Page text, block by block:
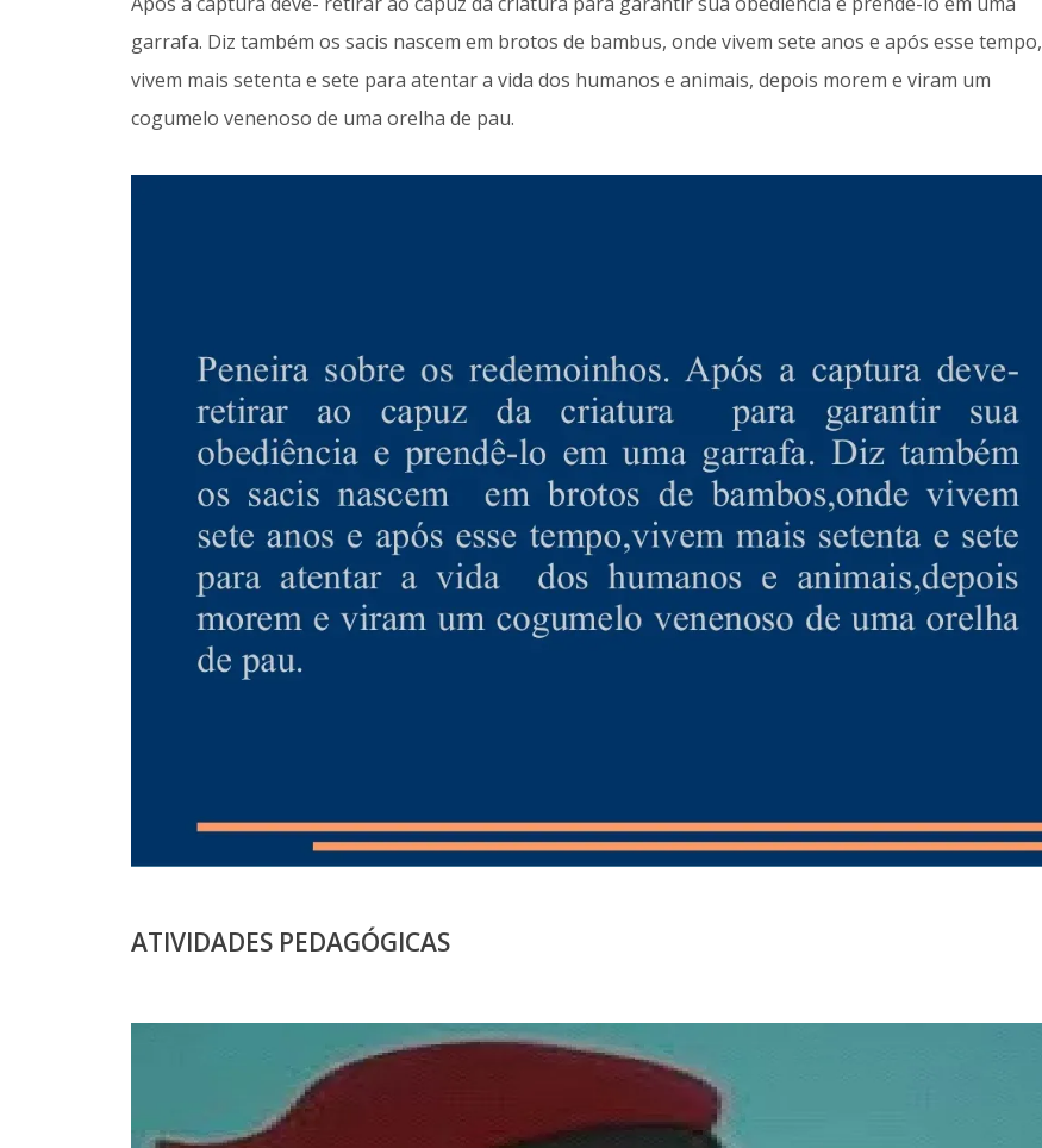
garrafa. Diz também os sacis nascem em brotos de bambus, onde vivem sete anos e após esse tempo,
vivem mais setenta e sete para atentar a vida dos humanos e animais, depois morem e viram um
cogumelo venenoso de uma orelha de pau.
ATIVIDADES PEDAGÓGICAS